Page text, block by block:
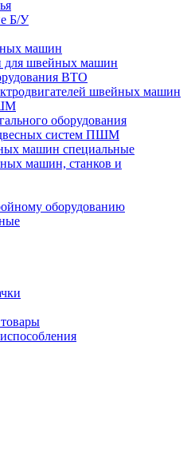
Б/У
машин
для швейных машин
ВТО
швейных машин
оборудования
систем ПШМ
машин специальные
машин, станков и
оборудованию